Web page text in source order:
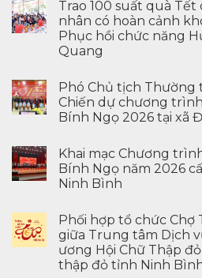
Trao 100 suất quà
nhân có hoàn cảnh
Phục hồi chức năng
Quang
Phó Chủ tịch Thường
Chiến dự chương trình
Bính Ngọ 2026 tại xã
Khai mạc Chương
Bính Ngọ năm 2026
Ninh Bình
Phối hợp tổ chức Chợ
giữa Trung tâm Dịch
ương Hội Chữ Thập
thập đỏ tỉnh Ninh